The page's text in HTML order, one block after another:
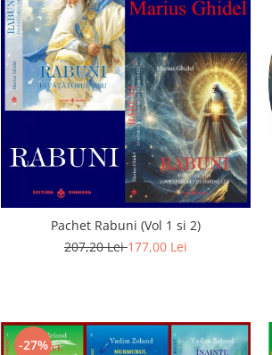
Pachet Rabuni (Vol 1 si 2)
207,20 Lei177,00 Lei
-27%